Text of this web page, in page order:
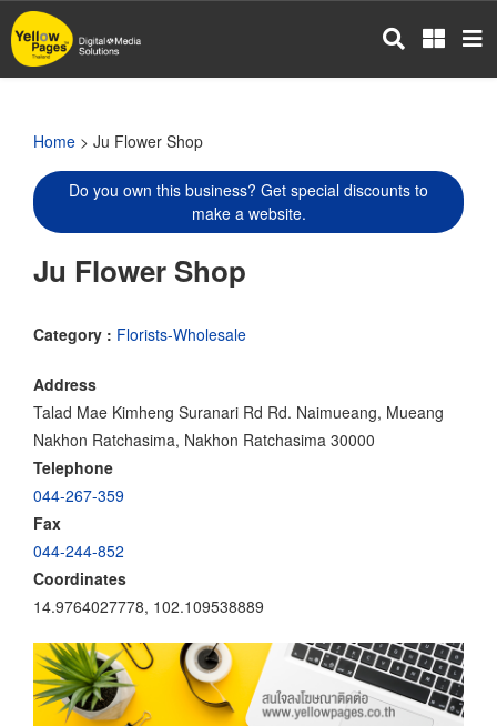
Skip
to
main
Home > Ju Flower Shop
Do you own this business? Get special discounts to
make a website.
Ju Flower Shop
Category : Florists-Wholesale
Address
Talad Mae Kimheng Suranari Rd Rd. Naimueang, Mueang
Nakhon Ratchasima, Nakhon Ratchasima 30000
Telephone
044-267-359
Fax
044-244-852
Coordinates
14.9764027778, 102.109538889